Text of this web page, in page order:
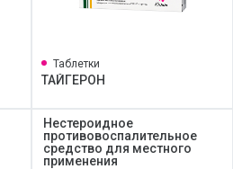
Таблетки
ТАЙГЕРОН
Нестероидное
противовоспалительное
средство для местного
применения